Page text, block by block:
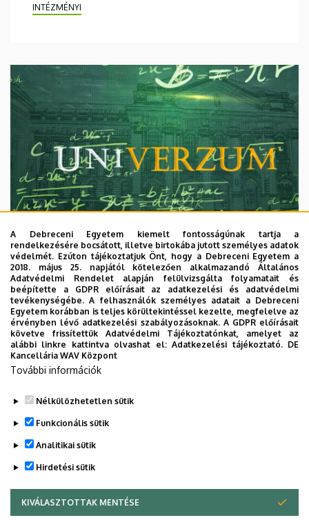
INTÉZMÉNYI
2026. augusztus 7.
Univerzum: A Debreceni Egyetem
titkos receptjei
KUTATÁS TUDOMÁNY
A Debreceni Egyetem kiemelt fontosságúnak tartja a
rendelkezésére bocsátott, illetve birtokába jutott személyes adatok
védelmét. Ezúton tájékoztatjuk Önt, hogy a Debreceni Egyetem a
2018. május 25. napjától kötelezően alkalmazandó Általános
Adatvédelmi Rendelet alapján felülvizsgálta folyamatait és
beépítette a GDPR előírásait az adatkezelési és adatvédelmi
tevékenységébe. A felhasználók személyes adatait a Debreceni
Egyetem korábban is teljes körültekintéssel kezelte, megfelelve az
érvényben lévő adatkezelési szabályozásoknak. A GDPR előírásait
követve frissítettük Adatvédelmi Tájékoztatónkat, amelyet az
alábbi linkre kattintva olvashat el:Adatkezelési tájékoztató. DE
Kancellária WAV Központ
További információk
Nélkülözhetetlen sütik
Funkcionális sütik
Analitikai sütik
Hirdetési sütik
KIVÁLASZTOTTAK MENTÉSE
WITHDRAW CONSENT